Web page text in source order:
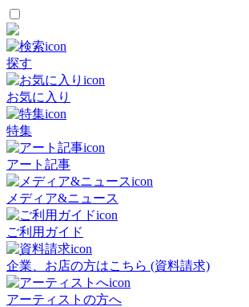
探す
お気に入り
特集
アート記事
メディア&ニュース
ご利用ガイド
企業、お店の方はこちら (資料請求)
アーティストの方へ